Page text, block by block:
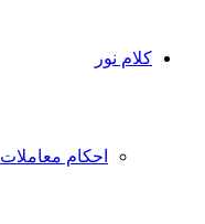
کلام نور
احکام معاملات